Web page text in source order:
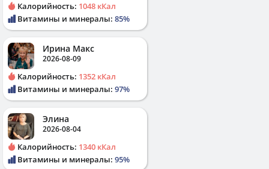
Калорийность: 1048 кКал
Витамины и минералы: 85%
Ирина Макс
2026-08-09
Калорийность: 1352 кКал
Витамины и минералы: 97%
Элина
2026-08-04
Калорийность: 1340 кКал
Витамины и минералы: 95%